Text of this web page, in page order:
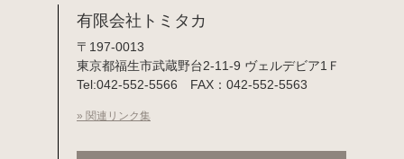
有限会社トミタカ
〒197-0013
東京都福生市武蔵野台2-11-9 ヴェルデビア1Ｆ
Tel:042-552-5566 FAX：042-552-5563
» 関連リンク集